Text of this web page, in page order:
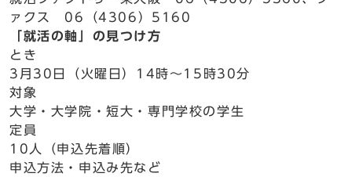
ァクス 06（4306）5160
「就活の軸」の見つけ方
とき
3月30日（火曜日）14時～15時30分
対象
大学・大学院・短大・専門学校の学生
定員
10人（申込先着順）
申込方法・申込み先など